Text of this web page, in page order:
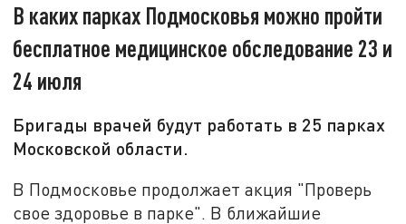
В каких парках Подмосковья можно пройти
бесплатное медицинское обследование 23 и
24 июля
Бригады врачей будут работать в 25 парках
Московской области.
В Подмосковье продолжает акция "Проверь
свое здоровье в парке". В ближайшие